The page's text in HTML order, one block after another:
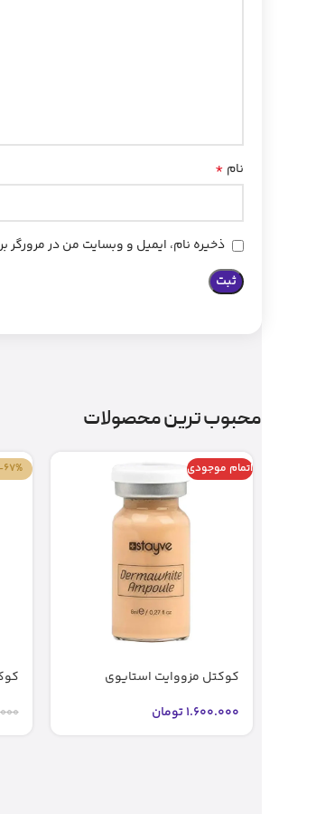
نام *
ذخیره نام، ایمیل و وبسایت من در
محبوب ترین محصولات
اتمام موجودی
کوکتل مزووایت استایوی
1.600.000تومان
کوکتل